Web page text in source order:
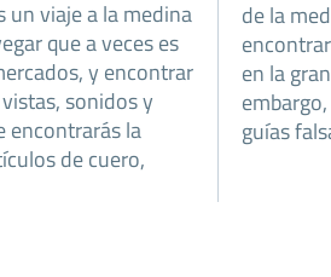
un viaje a la medina
que a veces es
y encontrar
sonidos y
encontrarás la
de cuero,
de la
en la
guías